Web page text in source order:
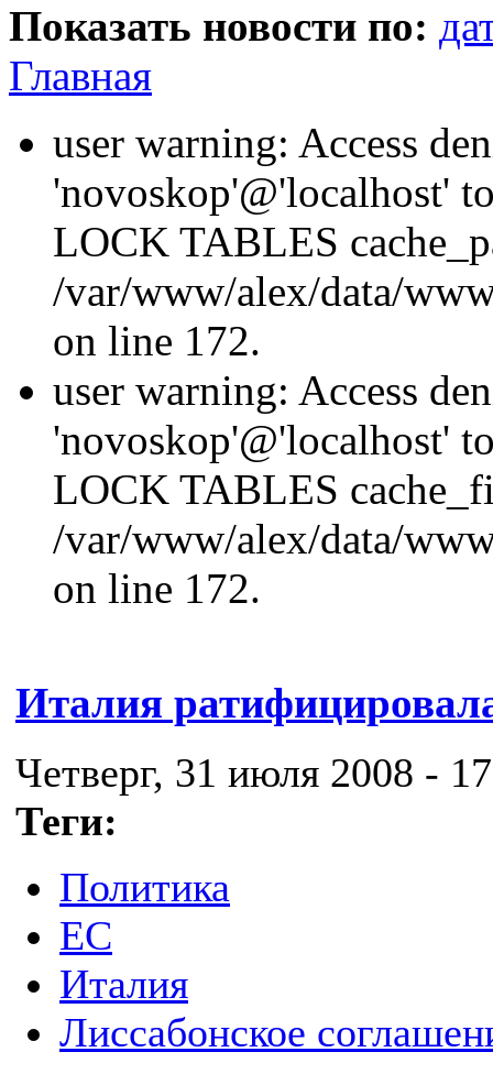
Показать новости по:
Главная
user warning: Access
'novoskop'@'localhost'
LOCK TABLES
/var/www/alex/data/
on line 172.
user warning: Access
'novoskop'@'localhost'
LOCK TABLES
/var/www/alex/data/
on line 172.
Италия
Четверг, 31 июля 2008 -
Теги:
Политика
ЕС
Италия
Лиссабонское